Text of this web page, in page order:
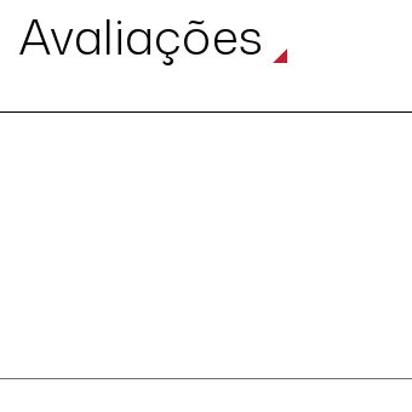
Avaliações